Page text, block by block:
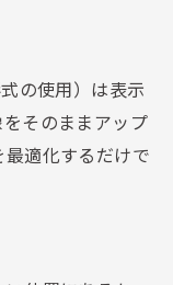
の使用）は表示
そのままアップ
適化するだけで